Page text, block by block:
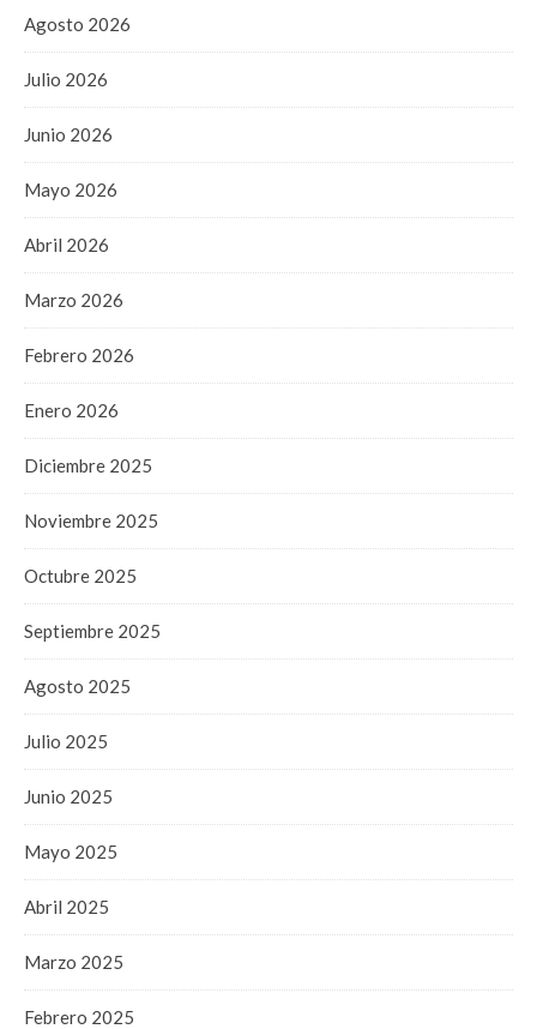
Agosto 2026
Julio 2026
Junio 2026
Mayo 2026
Abril 2026
Marzo 2026
Febrero 2026
Enero 2026
Diciembre 2025
Noviembre 2025
Octubre 2025
Septiembre 2025
Agosto 2025
Julio 2025
Junio 2025
Mayo 2025
Abril 2025
Marzo 2025
Febrero 2025